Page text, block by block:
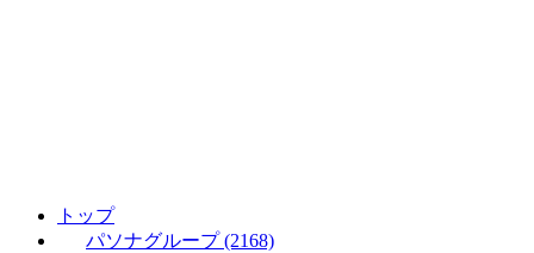
トップ
パソナグループ (2168)